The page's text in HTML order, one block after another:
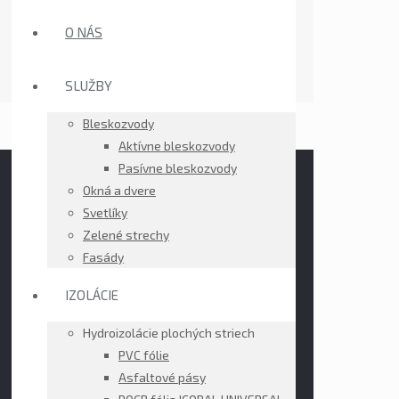
O NÁS
SLUŽBY
Bleskozvody
Aktívne bleskozvody
Pasívne bleskozvody
Okná a dvere
Svetlíky
Zelené strechy
Fasády
IZOLÁCIE
Hydroizolácie plochých striech
PVC fólie
Asfaltové pásy